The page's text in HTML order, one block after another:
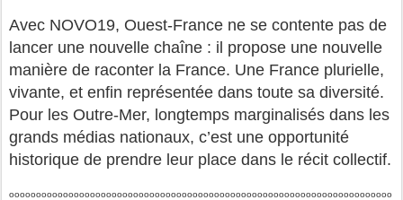
Avec NOVO19, Ouest-France ne se contente pas de
lancer une nouvelle chaîne : il propose une nouvelle
manière de raconter la France. Une France plurielle,
vivante, et enfin représentée dans toute sa diversité.
Pour les Outre-Mer, longtemps marginalisés dans les
grands médias nationaux, c’est une opportunité
historique de prendre leur place dans le récit collectif.
ooooooooooooooooooooooooooooooooooooooooooooooooooooooooooooooooooooooo